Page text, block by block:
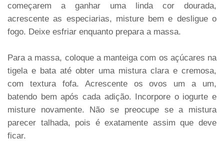
começarem a ganhar uma linda cor dourada,
acrescente as especiarias, misture bem e desligue o
fogo. Deixe esfriar enquanto prepara a massa.
Para a massa, coloque a manteiga com os açúcares na
tigela e bata até obter uma mistura clara e cremosa,
com textura fofa. Acrescente os ovos um a um,
batendo bem após cada adição. Incorpore o iogurte e
misture novamente. Não se preocupe se a mistura
parecer talhada, pois é exatamente assim que deve
ficar.